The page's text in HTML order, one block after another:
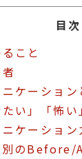
目次
こと
ケーショ
い」「怖
ケーショ
別のBefore/